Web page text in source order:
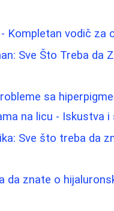
Kompletan vodič za
Sve Što Treba da
sa
na licu - Iskustva i
Sve što treba da
da znate o